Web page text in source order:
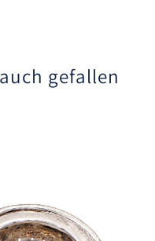
gefallen